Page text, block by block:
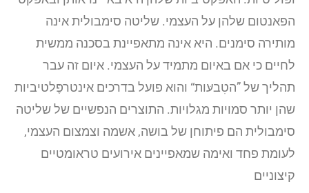
הפאנטום שלהן על העצמי. שליטה סימבולית אינה
מותירה סימנים. היא אינה מתאפיינת בסכנה ממשית
לחיים כי אם באיום מתמיד על העצמי. איום זה עבר
תהליך של ”הטִבעּות“ והוא פועל בדרכים אינטרפֶּלטיביות
שהן יותר סמויות מגלויות. התוצרים הנפשיים של שליטה
סימבולית הם פיתוחן של בושה, אשמה וצמצום העצמי,
לעומת פחד ואימה שמאפיינים אירועים טראומטיים
קיצוניים